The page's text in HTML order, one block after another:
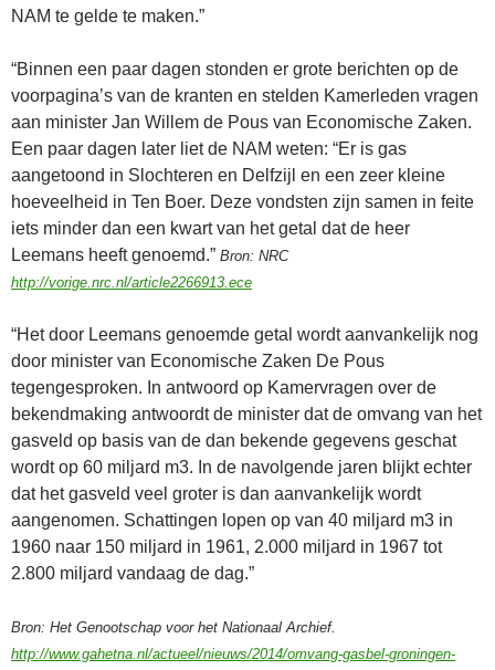
NAM te gelde te maken.”
“Binnen een paar dagen stonden er grote berichten op de
voorpagina’s van de kranten en stelden Kamerleden vragen
aan minister Jan Willem de Pous van Economische Zaken.
Een paar dagen later liet de NAM weten: “Er is gas
aangetoond in Slochteren en Delfzijl en een zeer kleine
hoeveelheid in Ten Boer. Deze vondsten zijn samen in feite
iets minder dan een kwart van het getal dat de heer
Leemans heeft genoemd.” Bron: NRC
http://vorige.nrc.nl/article2266913.ece
“Het door Leemans genoemde getal wordt aanvankelijk nog
door minister van Economische Zaken De Pous
tegengesproken. In antwoord op Kamervragen over de
bekendmaking antwoordt de minister dat de omvang van het
gasveld op basis van de dan bekende gegevens geschat
wordt op 60 miljard m3. In de navolgende jaren blijkt echter
dat het gasveld veel groter is dan aanvankelijk wordt
aangenomen. Schattingen lopen op van 40 miljard m3 in
1960 naar 150 miljard in 1961, 2.000 miljard in 1967 tot
2.800 miljard vandaag de dag.”
Bron: Het Genootschap voor het Nationaal Archief.
http://www.gahetna.nl/actueel/nieuws/2014/omvang-gasbel-groningen-